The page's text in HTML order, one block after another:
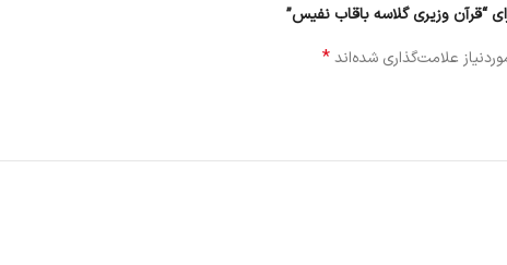
“قرآن وزیری گلاسه باقاب نفیس”
علامت‌گذاری شده‌اند*